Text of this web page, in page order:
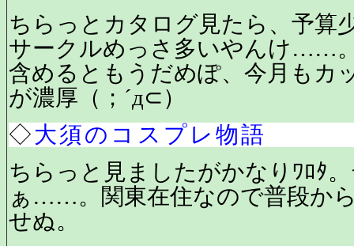
ちらっとカタログ見たら、予算
サークルめっさ多いやんけ……
含めるともうだめぽ、今月もカ
が濃厚（；´д⊂）
◇大須のコスプレ物語
ちらっと見ましたがかなりﾜﾛﾀ
ぁ……。関東在住なので普段か
せぬ。